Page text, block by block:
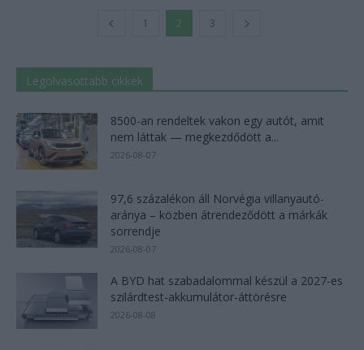
1 2 3
Legolvasottabb cikkek
8500-an rendeltek vakon egy autót, amit
nem láttak — megkezdődött a...
2026-08-07
97,6 százalékon áll Norvégia villanyautó-
aránya – közben átrendeződött a márkák
sorrendje
2026-08-07
A BYD hat szabadalommal készül a 2027-es
szilárdtest-akkumulátor-áttörésre
2026-08-08